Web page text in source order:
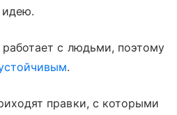
идею.
с людьми, поэтому
.
правки, с которыми